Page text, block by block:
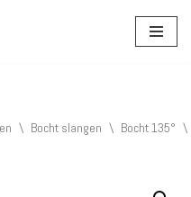
\ Bocht slangen \ Bocht 135° \